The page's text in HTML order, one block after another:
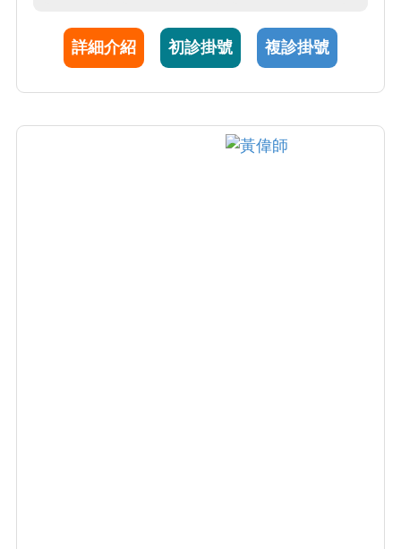
詳細介紹 初診掛號 複診掛號